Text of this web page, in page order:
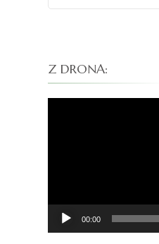
Z DRONA:
00:00